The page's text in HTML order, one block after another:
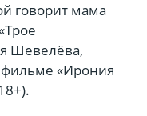
говорит мама
Шевелёва,
фильме «Ирония